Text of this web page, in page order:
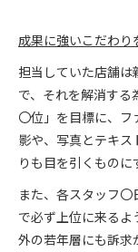
成果に強いこだわり
担当していた店舗
で、それを解消する
〇位」を目標に、
影や、写真とテキ
りも目を引くものに
また、各スタッフ
で必ず上位に来る
外の若年層にも訴求